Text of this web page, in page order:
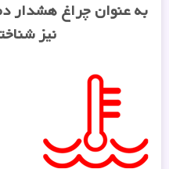
به عنوان چراغ هشدار
نیز